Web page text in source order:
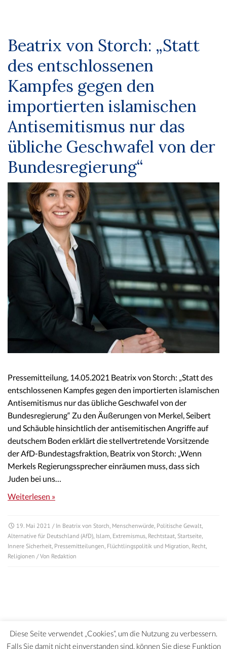
Beatrix von Storch: „Statt
des entschlossenen
Kampfes gegen den
importierten islamischen
Antisemitismus nur das
übliche Geschwafel von der
Bundesregierung“
Pressemitteilung, 14.05.2021 Beatrix von Storch: „Statt des
entschlossenen Kampfes gegen den importierten islamischen
Antisemitismus nur das übliche Geschwafel von der
Bundesregierung“ Zu den Äußerungen von Merkel, Seibert
und Schäuble hinsichtlich der antisemitischen Angriffe auf
deutschem Boden erklärt die stellvertretende Vorsitzende
der AfD-Bundestagsfraktion, Beatrix von Storch: „Wenn
Merkels Regierungssprecher einräumen muss, dass sich
Juden bei uns…
Weiterlesen »
19. Mai 2021 / In Beatrix von Storch, Menschenwürde, Politische Gewalt,
Alternative für Deutschland (AfD), Islam, Extremismus, Rechtstaat, Startseite,
Innere Sicherheit, Pressemitteilungen, Flüchtlingspolitik und Migration, Recht,
Religionen / Von Redaktion
Diese Seite verwendet „Cookies“, um die Nutzung zu verbessern.
Falls Sie damit nicht einverstanden sind, können Sie diese Funktion